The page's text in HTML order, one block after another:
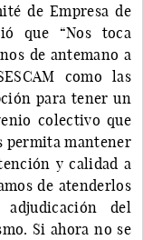
de Empresa de
que “Nos toca
de antemano a
como las
para tener un
colectivo que
permita mantener
y calidad a
de atenderlos
del
Si ahora no se